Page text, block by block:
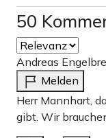
50
Andreas
Melden
Herr Mannhart,
gibt. Wir